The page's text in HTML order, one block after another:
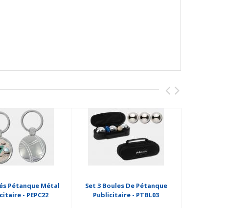
Pétanque Métal
- PEPC22
Set 3 Boules De Pétanque
Publicitaire - PTBL03